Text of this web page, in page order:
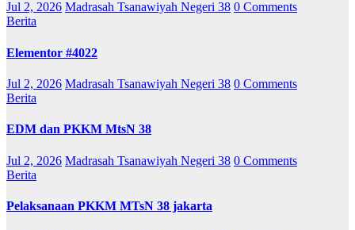
Jul 2, 2026 Madrasah Tsanawiyah Negeri 38 0 Comments
Berita
Elementor #4022
Jul 2, 2026 Madrasah Tsanawiyah Negeri 38 0 Comments
Berita
EDM dan PKKM MtsN 38
Jul 2, 2026 Madrasah Tsanawiyah Negeri 38 0 Comments
Berita
Pelaksanaan PKKM MTsN 38 jakarta